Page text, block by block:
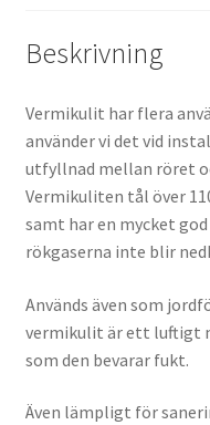
Beskrivning
Vermikulit har flera
använder vi det vid
utfyllnad mellan röret
Vermikuliten tål över
samt har en mycket
rökgaserna inte blir
Används även som
vermikulit är ett luftigt
som den bevarar fukt.
Även lämpligt för